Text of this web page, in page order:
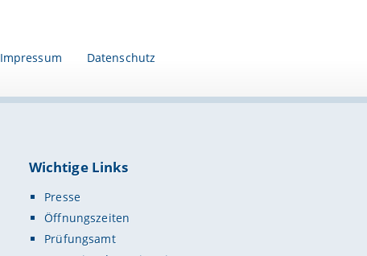
Impressum Datenschutz
Wichtige Links
Presse
Öffnungszeiten
Prüfungsamt